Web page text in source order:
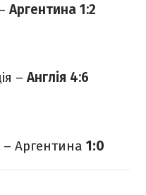
Аргентина 1:2
– Англія 4:6
– Аргентина 1:0